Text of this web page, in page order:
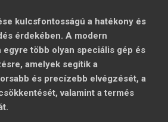
kulcsfontosságú a hatékony és
érdekében. A modern
egyre több olyan speciális gép és
amelyek segítik a
és precízebb elvégzését, a
valamint a termés